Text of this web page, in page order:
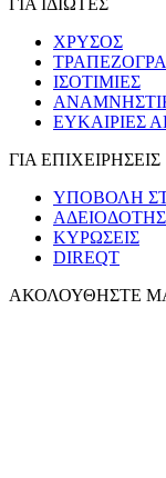
ΓΙΑ ΙΔΙΩΤΕΣ
ΧΡΥΣΟΣ
ΙΣΟΤΙΜΙΕΣ
ΕΥΚΑΙΡΙΕΣ
ΓΙΑ ΕΠΙΧΕΙΡΗΣΕΙΣ
ΥΠΟΒΟΛΗ
ΚΥΡΩΣΕΙΣ
DIREQT
ΑΚΟΛΟΥΘΗΣΤΕ